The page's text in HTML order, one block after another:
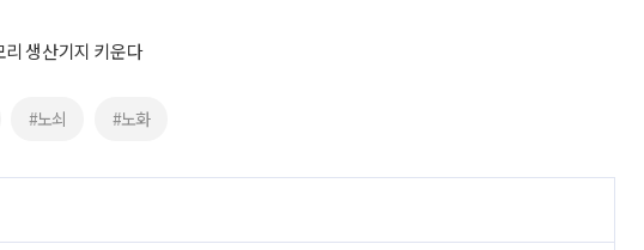
생산기지 키운다
#노쇠 #노화